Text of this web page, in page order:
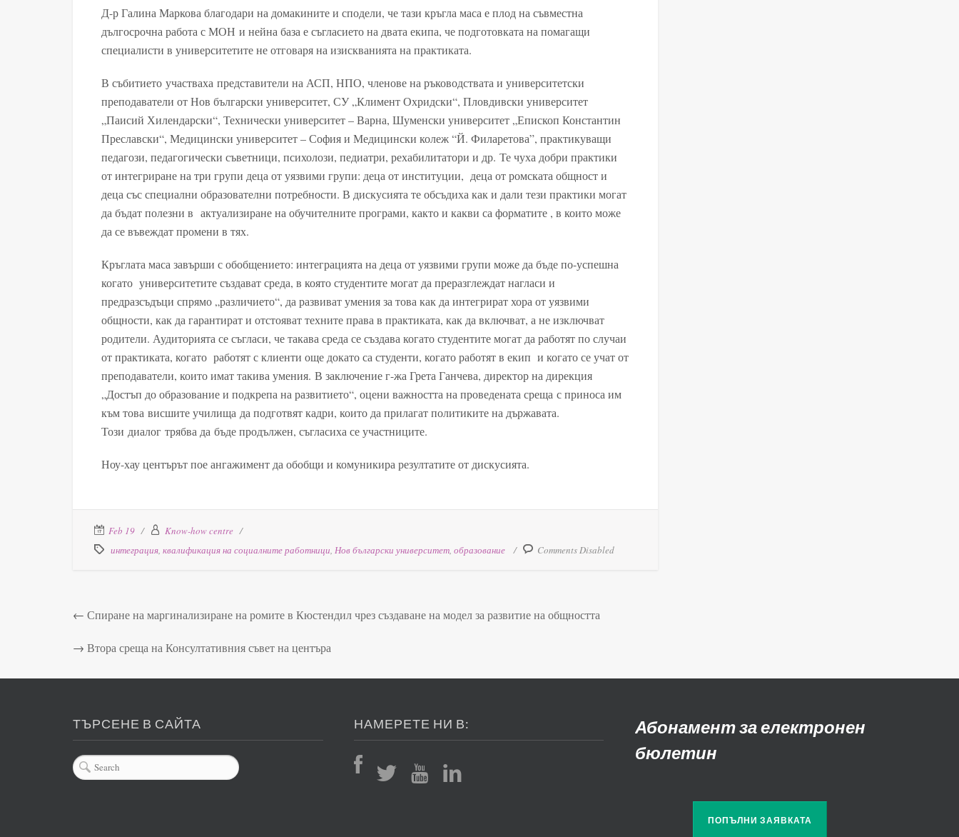
Д-р Галина Маркова благодари на домакините и сподели, че тази кръгла маса е плод на съвместна
дългосрочна работа с МОН и нейна база е съгласието на двата екипа, че подготовката на помагащи
специалисти в университетите не отговаря на изискванията на практиката.
В събитието участваха представители на АСП, НПО, членове на ръководствата и университетски
преподаватели от Нов български университет, СУ „Климент Охридски“, Пловдивски университет
„Паисий Хилендарски“, Технически университет – Варна, Шуменски университет „Епископ Константин
Преславски“, Медицински университет – София и Медицински колеж “Й. Филаретова”, практикуващи
педагози, педагогически съветници, психолози, педиатри, рехабилитатори и др. Те чуха добри практики
от интегриране на три групи деца от уязвими групи: деца от институции, деца от ромската общност и
деца със специални образователни потребности. В дискусията те обсъдиха как и дали тези практики могат
да бъдат полезни в актуализиране на обучителните програми, както и какви са форматите , в които може
да се въвеждат промени в тях.
Кръглата маса завърши с обобщението: интеграцията на деца от уязвими групи може да бъде по-успешна
когато университетите създават среда, в която студентите могат да преразглеждат нагласи и
предразсъдъци спрямо „различието“, да развиват умения за това как да интегрират хора от уязвими
общности, как да гарантират и отстояват техните права в практиката, как да включват, а не изключват
родители. Аудиторията се съгласи, че такава среда се създава когато студентите могат да работят по случаи
от практиката, когато работят с клиенти още докато са студенти, когато работят в екип и когато се учат от
преподаватели, които имат такива умения. В заключение г-жа Грета Ганчева, директор на дирекция
„Достъп до образование и подкрепа на развитието“, оцени важността на проведената среща с приноса им
към това висшите училища да подготвят кадри, които да прилагат политиките на държавата.
Този диалог трябва да бъде продължен, съгласиха се участниците.
Ноу-хау центърът пое ангажимент да обобщи и комуникира резултатите от дискусията.
Feb 19
Know-how centre
интеграция квалификация на социалните работници Нов български университет образование Comments Disabled
← Спиране на маргинализиране на ромите в Кюстендил чрез създаване на модел за развитие на общността
→ Втора среща на Консултативния съвет на центъра
ТЪРСЕНЕ В САЙТА НАМЕРЕТЕ НИ В:
Абонамент за електронен
бюлетин
ПОПЪЛНИ ЗАЯВКАТА